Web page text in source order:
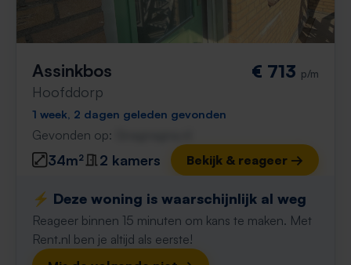
Assinkbos
Hoofddorp
€ 713 p/m
1 week, 2 dagen geleden gevonden
Gevonden op:
34m² 2 kamers Bekijk & reageer →
⚡️ Deze woning is waarschijnlijk al weg
Reageer binnen 15 minuten om kans te maken. Met
Rent.nl ben je altijd als eerste!